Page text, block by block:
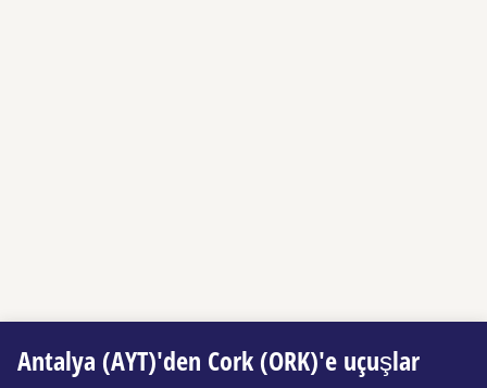
Antalya (AYT)'den Cork (ORK)'e uçuşlar